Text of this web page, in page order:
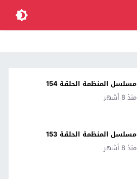
مسلسل المنظمة الحلقة 154
منذ 8 أشهر
مسلسل المنظمة الحلقة 153
منذ 8 أشهر